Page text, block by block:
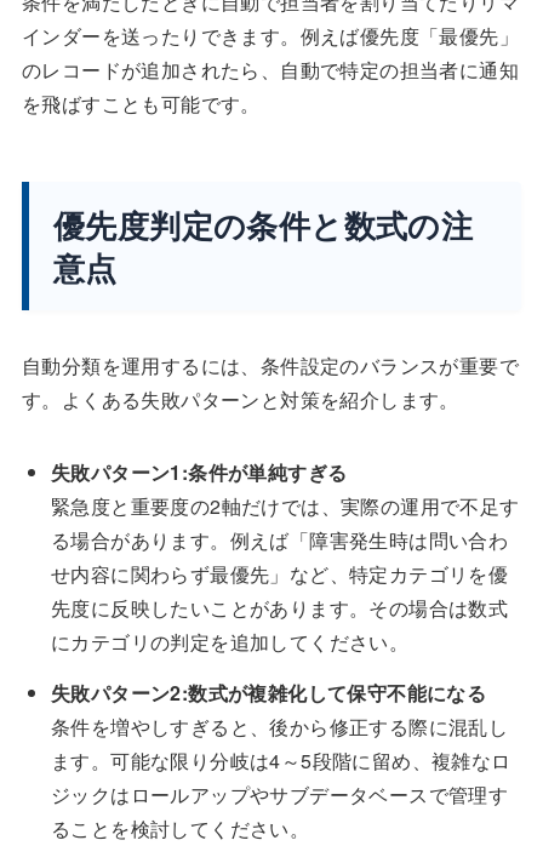
インダーを送ったりできます。例えば優先度「最優先」
のレコードが追加されたら、自動で特定の担当者に通知
を飛ばすことも可能です。
優先度判定の条件と数式の注
意点
自動分類を運用するには、条件設定のバランスが重要で
す。よくある失敗パターンと対策を紹介します。
失敗パターン1:条件が単純すぎる
緊急度と重要度の2軸だけでは、実際の運用で不足す
る場合があります。例えば「障害発生時は問い合わ
せ内容に関わらず最優先」など、特定カテゴリを優
先度に反映したいことがあります。その場合は数式
にカテゴリの判定を追加してください。
失敗パターン2:数式が複雑化して保守不能になる
条件を増やしすぎると、後から修正する際に混乱し
ます。可能な限り分岐は4～5段階に留め、複雑なロ
ジックはロールアップやサブデータベースで管理す
ることを検討してください。